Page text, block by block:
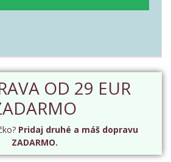
OD 29 EUR
Pridaj druhé a máš dopravu
ZADARMO.